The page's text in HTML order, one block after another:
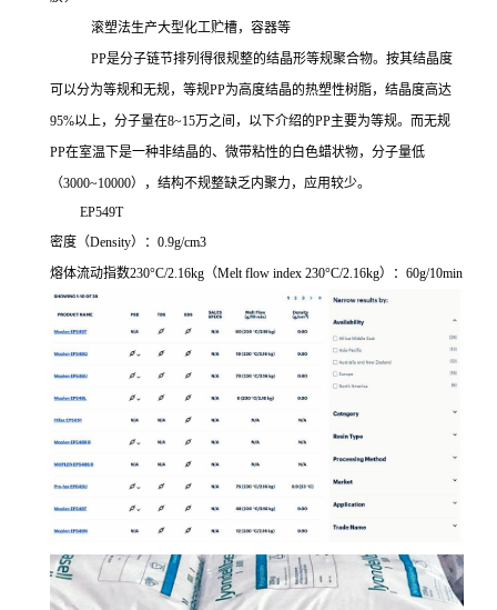
滚塑法生产大型化工贮槽，容器等
PP是分子链节排列得很规整的结晶形等规聚合物。按其结晶度
可以分为等规和无规，等规PP为高度结晶的热塑性树脂，结晶度高达
95%以上，分子量在8~15万之间，以下介绍的PP主要为等规。而无规
PP在室温下是一种非结晶的、微带粘性的白色蜡状物，分子量低
（3000~10000），结构不规整缺乏内聚力，应用较少。
EP549T
密度（Density）：0.9g/cm3
熔体流动指数230°C/2.16kg （Melt flow index 230°C/2.16kg）： 60g/10min